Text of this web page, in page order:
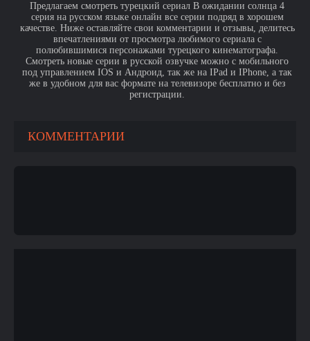
Предлагаем смотреть турецкий сериал В ожидании солнца 4
серия на русском языке онлайн все серии подряд в хорошем
качестве. Ниже оставляйте свои комментарии и отзывы, делитесь
впечатлениями от просмотра любимого сериала с
полюбившимися персонажами турецкого кинематографа.
Смотреть новые серии в русской озвучке можно с мобильного
под управлением IOS и Андроид, так же на IPad и IPhone, а так
же в удобном для вас формате на телевизоре бесплатно и без
регистрации.
КОММЕНТАРИИ